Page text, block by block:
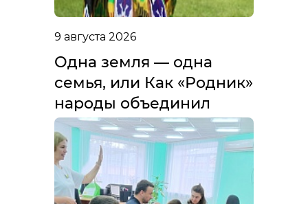
9 августа 2026
Одна земля — одна
семья, или Как «Родник»
народы объединил